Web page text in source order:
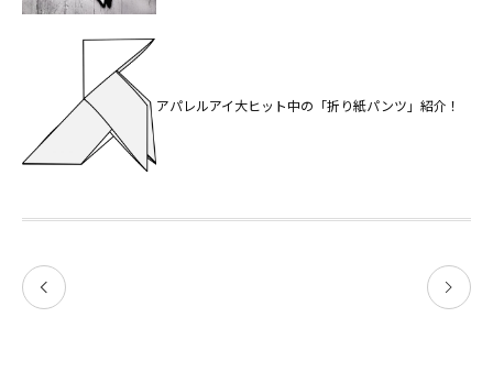
アパレルアイ大ヒット中の「折り紙パンツ」紹介！